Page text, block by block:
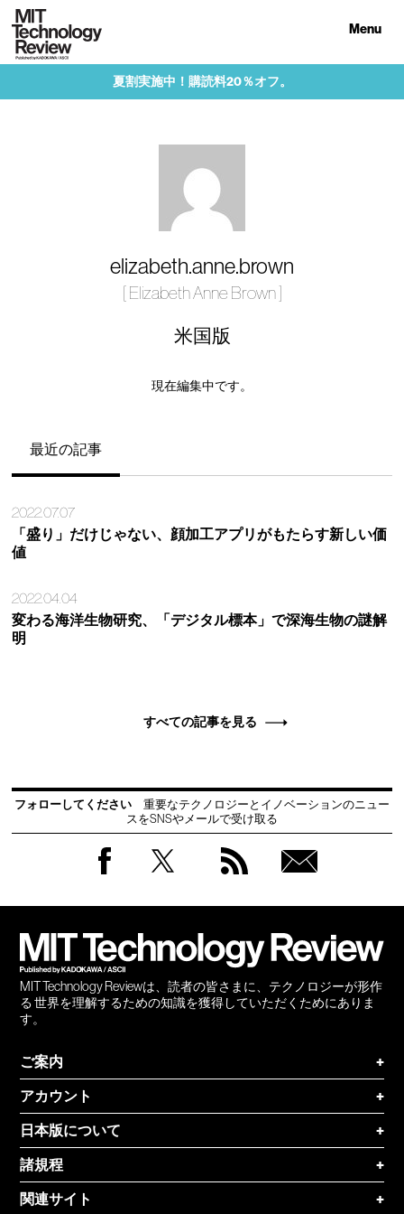
Menu
夏割実施中！購読料20％オフ。
elizabeth.anne.brown
[ Elizabeth Anne Brown ]
米国版
現在編集中です。
最近の記事
2022.07.07
「盛り」だけじゃない、顔加工アプリがもたらす新しい価
値
2022.04.04
変わる海洋生物研究、「デジタル標本」で深海生物の謎解
明
すべての記事を見る
フォローしてください
重要なテクノロジーとイノベーションのニュー
スをSNSやメールで受け取る
MIT Technology Reviewは、読者の皆さまに、テクノロジーが形作
る 世界を理解するための知識を獲得していただくためにありま
す。
ご案内
+
アカウント
+
日本版について
+
諸規程
+
関連サイト
+